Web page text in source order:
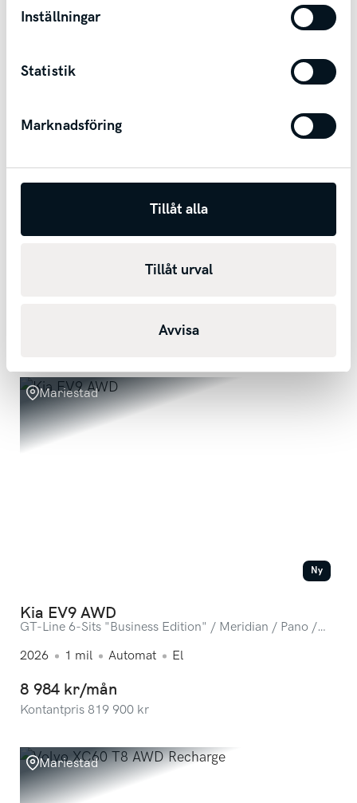
Inställningar
Statistik
Marknadsföring
Tillåt alla
Tillåt urval
Avvisa
Mariestad
Kia Ceed Sportswagon Plug-in Hybrid
Mariestad
Ny
Kia EV9 AWD
GT-Line 6-Sits "Business Edition" / Meridian / Pano /
2026
1 mil Automat El
8 984 kr/mån
Kontantpris 819 900 kr
Mariestad